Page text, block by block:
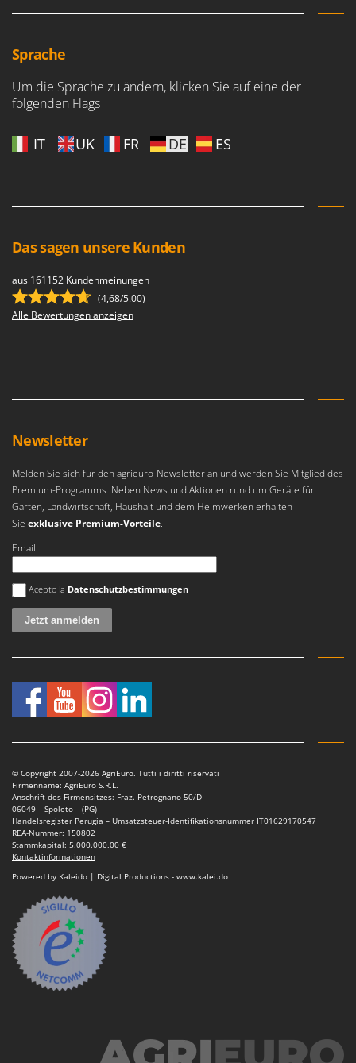
P
Pelletpressen
Planierschilder für Traktoren
Poolroboter
Rasensodenschneider
Rasentraktoren Aufsitzmäher
Rasentrimmer - Kantenschneider
Rupfmaschinen
S
Sämaschinen und Düngerstreuer
Scheibenpflüge
Schneefräsen
Schneeräumer
Schweißgeräte
Seilwinden - Motorseilwinden
Sichelmulcher für Traktoren
Sortierer für Oliven
Sprühgeräte für Pflanzenbehandlung
T
Teppichreiniger und Teppichbodenreiniger
Thermische und mechanische Unkrautbrenner
Tomatenpressen
Tragbare Powerstationen
Traktor-Heckenscheren mit Ausleger
U
Umfüllpumpen
Umkehrfräsen
Vertikutierer
Forest Master
G3 Ferrari
Gardena
GeoTech
Gipeco
Goodyear
GRAEF
GVS
H
Hailo
Helvi
Henx
HiKOKI
Imperia
Infaco
Intec
Intex
Iseki
Italyco
ITM
J JOLLY ITALIA
K
KAAZ
Karcher
Kasco
Sprache
Um die Sprache zu ändern, klicken Sie auf eine der
folgenden Flags
IT UK FR DE ES
Das sagen unsere Kunden
aus 161152 Kundenmeinungen
(4,68/5.00)
Alle Bewertungen anzeigen
Newsletter
Melden Sie sich für den agrieuro-Newsletter an und werden Sie Mitglied des
Premium-Programms. Neben News und Aktionen rund um Geräte für
Garten, Landwirtschaft, Haushalt und dem Heimwerken erhalten
Sie exklusive Premium-Vorteile.
Email
Es ist ein Fehler aufgetreten
Acepto la Datenschutzbestimmungen
© Copyright 2007-2026 AgriEuro. Tutti i diritti riservati
Firmenname: AgriEuro S.R.L.
Anschrift des Firmensitzes: Fraz. Petrognano 50/D
06049 – Spoleto – (PG)
Handelsregister Perugia – Umsatzsteuer-Identifikationsnummer IT01629170547
REA-Nummer: 150802
Stammkapital: 5.000.000,00 €
Kontaktinformationen
Powered by Kaleido | Digital Productions - www.kalei.do